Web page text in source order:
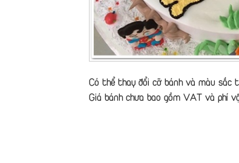
Có thể thay đổi cỡ bánh và màu sắc
Giá bánh chưa bao gồm VAT và phí